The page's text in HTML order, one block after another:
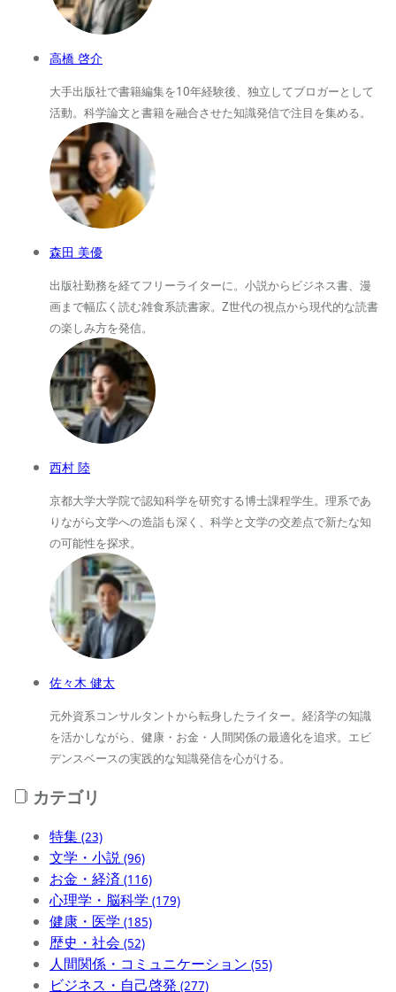
高橋 啓介
大手出版社で書籍編集を10年経験後、独立してブロガーとして
活動。科学論文と書籍を融合させた知識発信で注目を集める。
森田 美優
出版社勤務を経てフリーライターに。小説からビジネス書、漫
画まで幅広く読む雑食系読書家。Z世代の視点から現代的な読書
の楽しみ方を発信。
西村 陸
京都大学大学院で認知科学を研究する博士課程学生。理系であ
りながら文学への造詣も深く、科学と文学の交差点で新たな知
の可能性を探求。
佐々木 健太
元外資系コンサルタントから転身したライター。経済学の知識
を活かしながら、健康・お金・人間関係の最適化を追求。エビ
デンスベースの実践的な知識発信を心がける。
カテゴリ
特集 (23)
文学・小説 (96)
お金・経済 (116)
心理学・脳科学 (179)
健康・医学 (185)
歴史・社会 (52)
人間関係・コミュニケーション (55)
ビジネス・自己啓発 (277)